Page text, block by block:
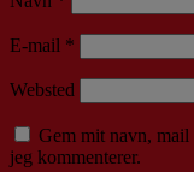
E-mail *
Websted
Gem mit navn, mail
jeg kommenterer.